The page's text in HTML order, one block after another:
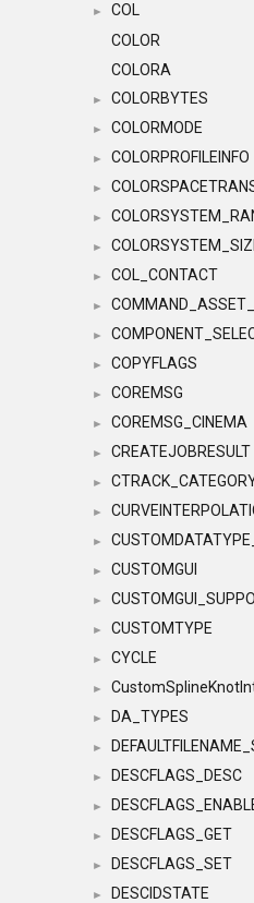
►
COL
COLOR
COLORA
► COLORBYTES
► COLORMODE
► COLORPROFILEINFO
►
►
►
► COL_CONTACT
►
►
► COPYFLAGS
► COREMSG
► COREMSG_CINEMA
► CREATEJOBRESULT
►
►
►
► CUSTOMGUI
►
► CUSTOMTYPE
► CYCLE
►
► DA_TYPES
►
► DESCFLAGS_DESC
►
► DESCFLAGS_GET
► DESCFLAGS_SET
► DESCIDSTATE